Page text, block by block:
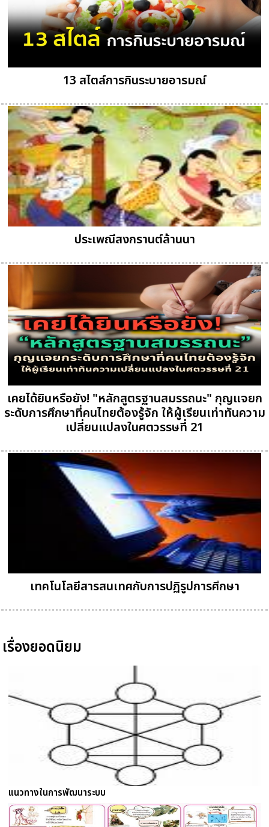
13 สไตล์การกินระบายอารมณ์
ประเพณีสงกรานต์ล้านนา
เคยได้ยินหรือยัง! "หลักสูตรฐานสมรรถนะ" กุญแจยก
ระดับการศึกษาที่คนไทยต้องรู้จัก ให้ผู้เรียนเท่าทันความ
เปลี่ยนแปลงในศตวรรษที่ 21
เทคโนโลยีสารสนเทศกับการปฏิรูปการศึกษา
เรื่องยอดนิยม
แนวทางในการพัฒนาระบบ